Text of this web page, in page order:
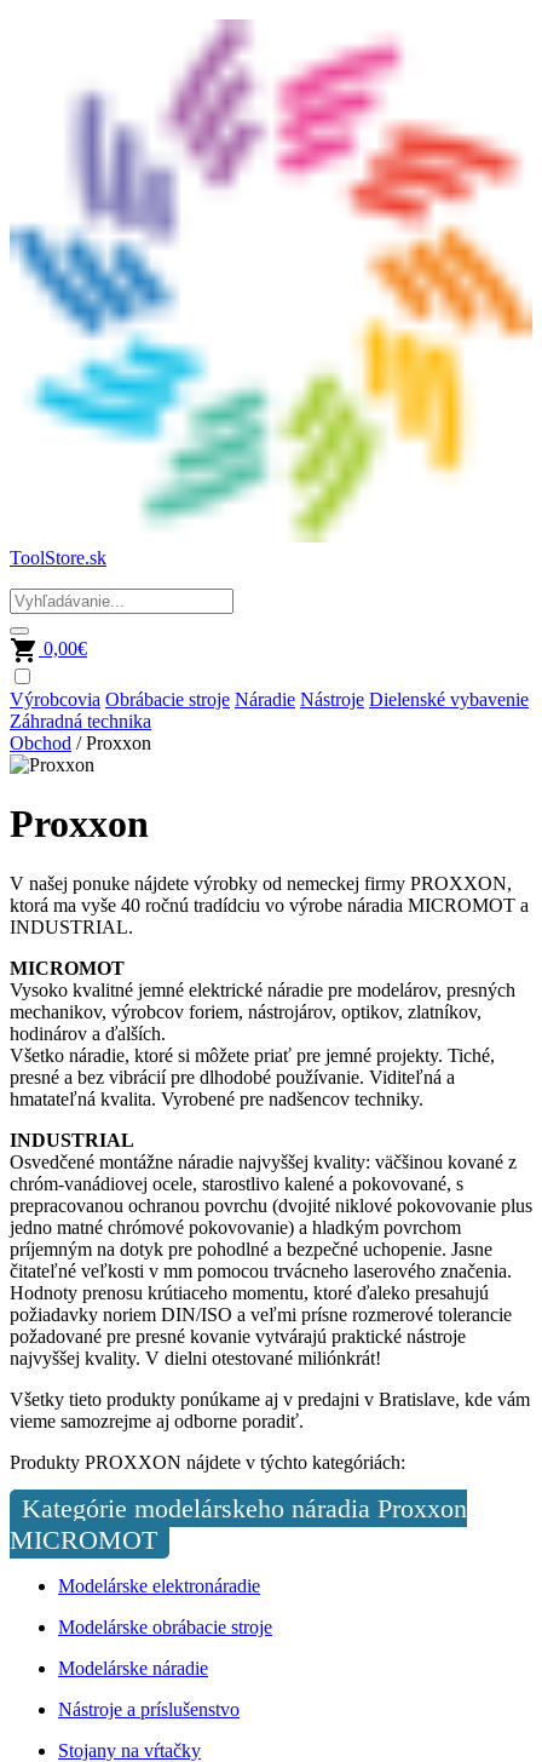
ToolStore.sk
0,00€
Výrobcovia Obrábacie stroje Náradie Nástroje Dielenské vybavenie
Záhradná technika
Obchod / Proxxon
Proxxon
V našej ponuke nájdete výrobky od nemeckej firmy PROXXON,
ktorá ma vyše 40 ročnú tradídciu vo výrobe náradia MICROMOT a
INDUSTRIAL.
MICROMOT
Vysoko kvalitné jemné elektrické náradie pre modelárov, presných
mechanikov, výrobcov foriem, nástrojárov, optikov, zlatníkov,
hodinárov a ďalších.
Všetko náradie, ktoré si môžete priať pre jemné projekty. Tiché,
presné a bez vibrácií pre dlhodobé používanie. Viditeľná a
hmatateľná kvalita. Vyrobené pre nadšencov techniky.
INDUSTRIAL
Osvedčené montážne náradie najvyššej kvality: väčšinou kované z
chróm-vanádiovej ocele, starostlivo kalené a pokovované, s
prepracovanou ochranou povrchu (dvojité niklové pokovovanie plus
jedno matné chrómové pokovovanie) a hladkým povrchom
príjemným na dotyk pre pohodlné a bezpečné uchopenie. Jasne
čitateľné veľkosti v mm pomocou trvácneho laserového značenia.
Hodnoty prenosu krútiaceho momentu, ktoré ďaleko presahujú
požiadavky noriem DIN/ISO a veľmi prísne rozmerové tolerancie
požadované pre presné kovanie vytvárajú praktické nástroje
najvyššej kvality. V dielni otestované miliónkrát!
Všetky tieto produkty ponúkame aj v predajni v Bratislave, kde vám
vieme samozrejme aj odborne poradiť.
Produkty PROXXON nájdete v týchto kategóriách:
Kategórie modelárskeho náradia Proxxon
MICROMOT
Modelárske elektronáradie
Modelárske obrábacie stroje
Modelárske náradie
Nástroje a príslušenstvo
Stojany na vŕtačky